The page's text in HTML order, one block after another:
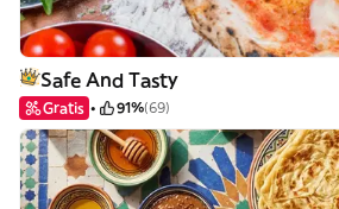
Safe And Tasty
Gratis 91%(69)